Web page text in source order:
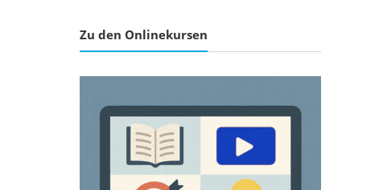
Zu den Onlinekursen